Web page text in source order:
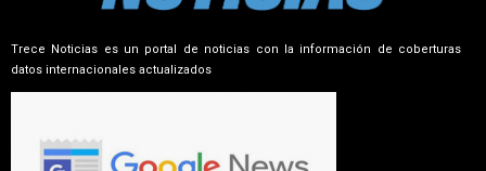
Trece Noticias es un portal de noticias con la información de coberturas
datos internacionales actualizados